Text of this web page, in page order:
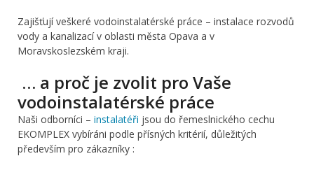
Zajišťují veškeré vodoinstalatérské práce – instalace rozvodů
vody a kanalizací v oblasti města Opava a v
Moravskoslezském kraji.
… a proč je zvolit pro Vaše
vodoinstalatérské práce
Naši odborníci – instalatéři jsou do řemeslnického cechu
EKOMPLEX vybíráni podle přísných kritérií, důležitých
především pro zákazníky :